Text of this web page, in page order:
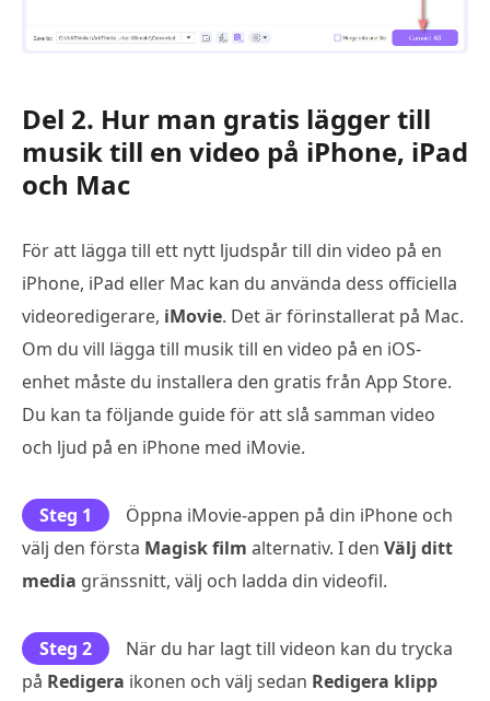
Del 2. Hur man gratis lägger till
musik till en video på iPhone, iPad
och Mac
För att lägga till ett nytt ljudspår till din video på en
iPhone, iPad eller Mac kan du använda dess officiella
videoredigerare, iMovie. Det är förinstallerat på Mac.
Om du vill lägga till musik till en video på en iOS-
enhet måste du installera den gratis från App Store.
Du kan ta följande guide för att slå samman video
och ljud på en iPhone med iMovie.
Steg 1
Öppna iMovie-appen på din iPhone och
välj den första Magisk film alternativ. I den Välj ditt
media gränssnitt, välj och ladda din videofil.
Steg 2
När du har lagt till videon kan du trycka
på Redigera ikonen och välj sedan Redigera klipp